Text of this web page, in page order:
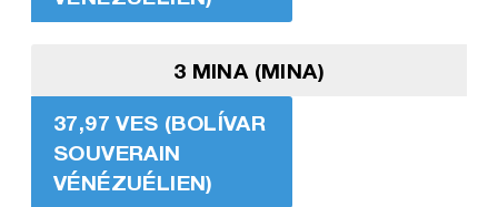
3 MINA (MINA)
37,97 VES (BOLÍVAR
SOUVERAIN
VÉNÉZUÉLIEN)